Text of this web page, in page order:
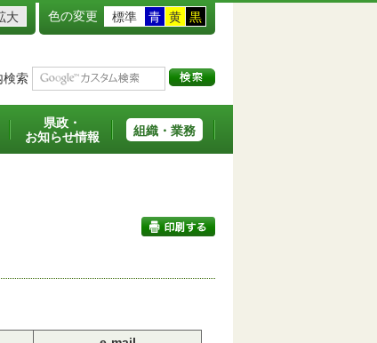
大 色の変更 標準 青 黄 黒
検索
県政・
お知らせ情報
組織・業務